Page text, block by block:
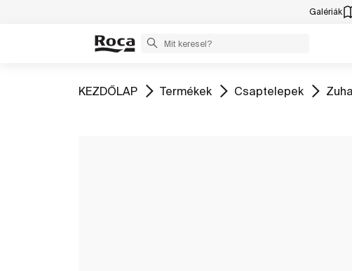
Galériák
Ugrás
KEZDŐLAP Ugrás
Termékek Ugrás
Csaptelepek